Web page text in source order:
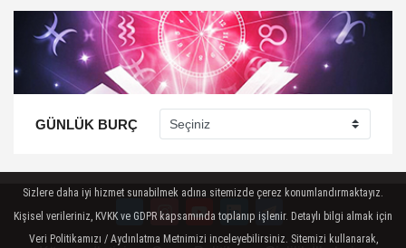
GÜNLÜK BURÇ
Sizlere daha iyi hizmet sunabilmek adına sitemizde çerez konumlandırmaktayız.
Kişisel verileriniz, KVKK ve GDPR kapsamında toplanıp işlenir. Detaylı bilgi almak için
Veri Politikamızı / Aydınlatma Metnimizi inceleyebilirsiniz. Sitemizi kullanarak,